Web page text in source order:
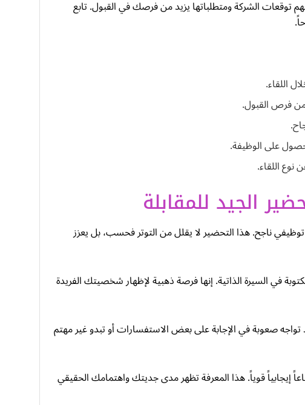
توقعات الشركة ومتطلباتها يزيد من فرصك في القبول. تابع
اللقاء.
فرص القبول.
على الوظيفة.
اللقاء.
الجيد للمقابلة
ناجح. هذا التحضير لا يقلل من التوتر فحسب، بل يعزز
في السيرة الذاتية. إنها فرصة ذهبية لإظهار شخصيتك الفريدة
صعوبة في الإجابة على بعض الاستفسارات أو تبدو غير مهتم
إيجابياً قوياً. هذا المعرفة تظهر مدى جديتك واهتمامك الحقيقي